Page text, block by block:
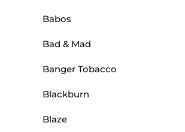
Babos
Bad & Mad
Banger Tobacco
Blackburn
Blaze